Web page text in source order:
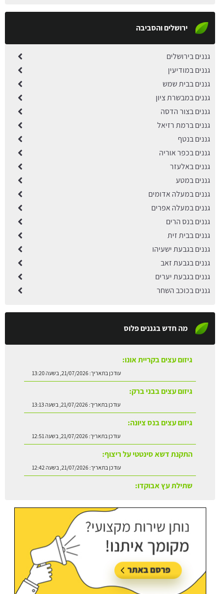
ירושלים והסביבה
גננים בירושלים
גננים במודיעין
גננים בבית שמש
גננים במבשרת ציון
גננים בצור הדסה
גננים ברמת רזיאל
גננים בנטף
גננים בכפר אוריה
גננים באלעזר
גננים במטע
גננים במעלה אדומים
גננים במעלה אפרים
גננים בנס הרים
גננים בבית זית
גננים בגבעת ישעיהו
גננים בגבעת זאב
גננים בגבעת יערים
גננים בכוכב השחר
מה חדש בגננים פלוס
גיזום עצים בקריית אונו:
עודכן בתאריך:21/07/2026, בשעה 13:20
גיזום עצים בבני ברק:
עודכן בתאריך:21/07/2026, בשעה 13:13
גיזום עצים בנס ציונה:
עודכן בתאריך:21/07/2026, בשעה 12:51
התקנת דשא סינטטי על ריצוף:
עודכן בתאריך: 21/07/2026, בשעה 12:42
שתילת עץ אבוקדו:
עודכן בתאריך:21/07/2026, בשעה 13:24